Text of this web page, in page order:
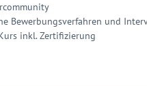
Bewerbungsverfahren und
inkl. Zertifizierung